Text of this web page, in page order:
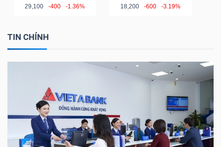
29,100 -400 -1.36% 18,200 -600 -3.19%
TIN CHÍNH